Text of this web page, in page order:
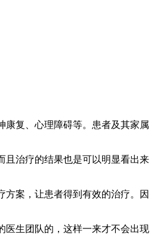
康复、心理障碍等。患者及其家属
治疗的结果也是可以明显看出来
案，让患者得到有效的治疗。因
生团队的，这样一来才不会出现